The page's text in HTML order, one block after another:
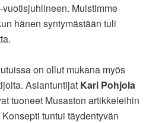
Muistimme
hänen syntymästään tuli
on ollut mukana myös
Asiantuntijat Kari Pohjola
tuoneet Musaston artikkeleihin
tuntui täydentyvän